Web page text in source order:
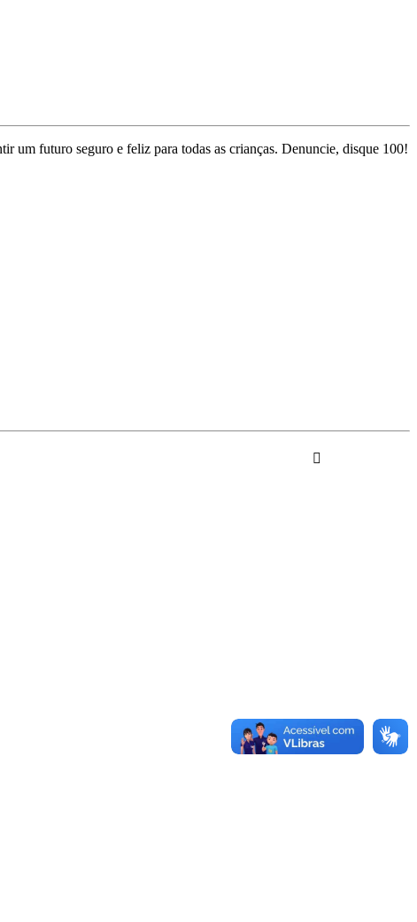
um futuro seguro e feliz para todas as crianças. Denuncie, disque 100!